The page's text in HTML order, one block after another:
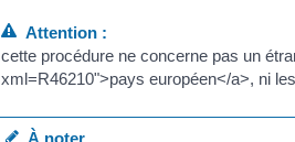
Attention :
cette procédure ne concerne pas un
xml=R46210">pays européen</a>, ni
À noter